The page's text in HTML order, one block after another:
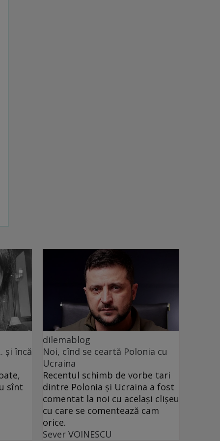
și încă
sînt
dilemablog
Noi, cînd se ceartă Polonia cu
Ucraina
Recentul schimb de vorbe tari
dintre Polonia și Ucraina a fost
comentat la noi cu același clișeu
cu care se comentează cam
orice.
Sever VOINESCU